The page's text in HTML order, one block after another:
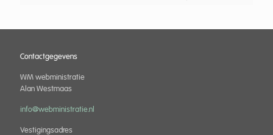
Contactgegevens
WM webministratie
Alan Westmaas
info@webministratie.nl
Vestigingsadres